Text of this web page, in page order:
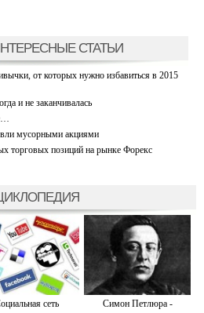
СТАТЬИ
от которых нужно избавиться в 2015
и не заканчивалась
мусорными акциями
торговых позиций на рынке Форекс
сеть
Симон Петлюра -